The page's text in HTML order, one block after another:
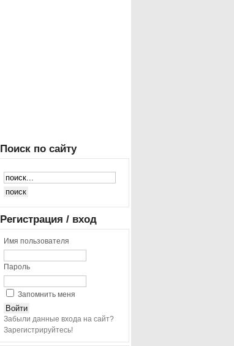
Поиск по сайту
Регистрация / вход
Имя пользователя
Пароль
Запомнить меня
Забыли данные входа на сайт?
Зарегистрируйтесь!